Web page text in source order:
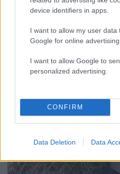
device identifiers in apps.
I want to allow my user data
Google for online
I want to allow Google to
personalized advertising.
CONFIRM
Data Deletion Data